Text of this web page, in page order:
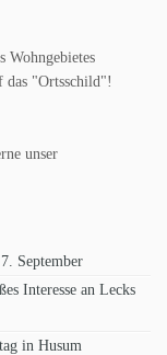
Wohngebietes
das "Ortsschild"!
unser
September
Interesse an Lecks
in Husum